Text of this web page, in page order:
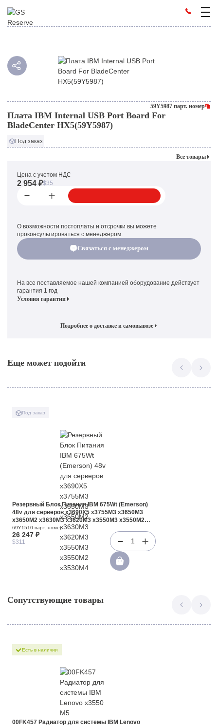
59Y5987 парт. номер
Плата IBM Internal USB Port Board For
BladeCenter HX5(59Y5987)
Под заказ
Все товары
Цена с учетом НДС
2 954 ₽$35
О возможности постоплаты и отсрочки вы можете
проконсультироваться с менеджером.
Связаться с менеджером
На все поставляемое нашей компанией оборудование действует
гарантия 1 год
Условия гарантии
Подробнее о доставке и самовывозе
Еще может подойти
Под заказ
Резервный Блок Питания IBM 675Wt (Emerson)
48v для серверов x3690X5 x3755M3 x3650M3
x3650M2 x3630M3 x3620M3 x3550M3 x3550M2
x3530M4 x3530M3(69Y1510)
69Y1510 парт. номер
26 247 ₽
$311 1
Сопутствующие товары
Есть в наличии
00FK457 Радиатор для системы IBM Lenovo